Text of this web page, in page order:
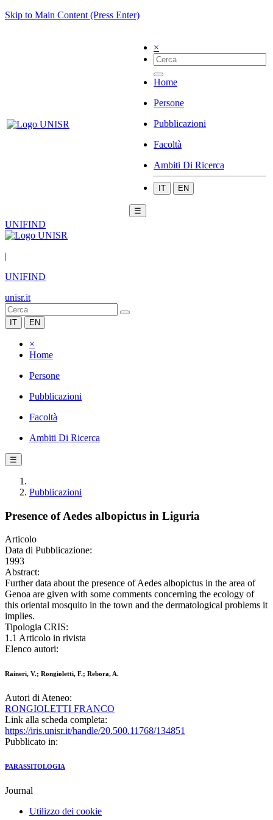
Skip to Main Content (Press Enter)
×
Home
Persone
Pubblicazioni
Facoltà
Ambiti Di Ricerca
IT EN
☰
UNIFIND
|
UNIFIND
unisr.it
IT EN
×
Home
Persone
Pubblicazioni
Facoltà
Ambiti Di Ricerca
☰
Pubblicazioni
Presence of Aedes albopictus in Liguria
Articolo
Data di Pubblicazione:
1993
Abstract:
Further data about the presence of Aedes albopictus in the area of
Genoa are given with some comments concerning the ecology of
this oriental mosquito in the town and the dermatological problems it
implies.
Tipologia CRIS:
1.1 Articolo in rivista
Elenco autori:
Raineri, V.; Rongioletti, F.; Rebora, A.
Autori di Ateneo:
RONGIOLETTI FRANCO
Link alla scheda completa:
https://iris.unisr.it/handle/20.500.11768/134851
Pubblicato in:
PARASSITOLOGIA
Journal
Utilizzo dei cookie